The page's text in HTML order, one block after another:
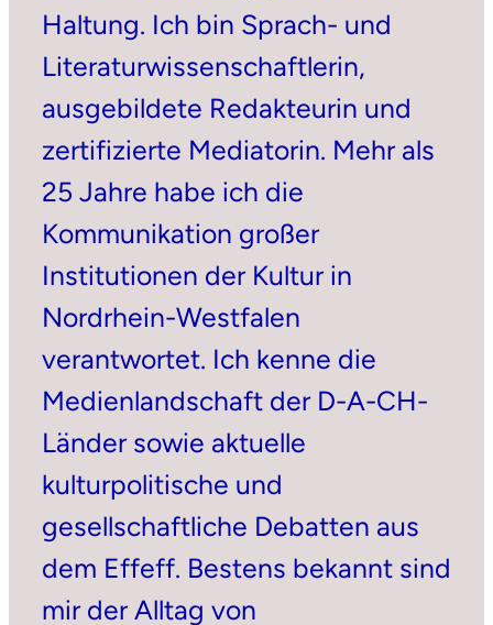
Haltung. Ich bin Sprach- und
Literaturwissenschaftlerin,
ausgebildete Redakteurin und
zertifizierte Mediatorin. Mehr als
25 Jahre habe ich die
Kommunikation großer
Institutionen der Kultur in
Nordrhein-Westfalen
verantwortet. Ich kenne die
Medienlandschaft der D-A-CH-
Länder sowie aktuelle
kulturpolitische und
gesellschaftliche Debatten aus
dem Effeff. Bestens bekannt sind
mir der Alltag von